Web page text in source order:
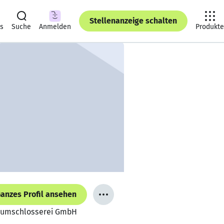
Suche Anmelden
Stellenanzeige schalten
Produkte
Profil ansehen
GmbH